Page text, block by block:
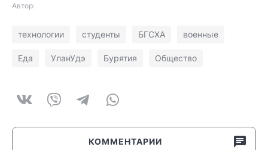
Автор:
технологии студенты БГСХА военные
Еда УланУдэ Бурятия Общество
КОММЕНТАРИИ